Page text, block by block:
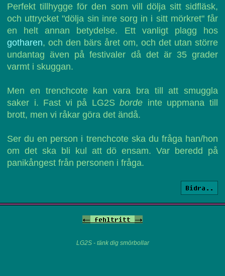
Perfekt tillhygge för den som vill dölja sitt sidfläsk,
och uttrycket "dölja sin inre sorg in i sitt mörkret" får
en helt annan betydelse. Ett vanligt plagg hos
gotharen, och den bärs året om, och det utan större
undantag även på festivaler då det är 35 grader
varmt i skuggan.
Men en trenchcote kan vara bra till att smuggla
saker i. Fast vi på LG2Sborde inte uppmana till
brott, men vi råkar göra det ändå.
Ser du en person i trenchcote ska du fråga han/hon
om det ska bli kul att dö ensam. Var beredd på
panikångest från personen i fråga.
Bidra..
<- fehltritt ->
LG2S - tänk dig smörbollar